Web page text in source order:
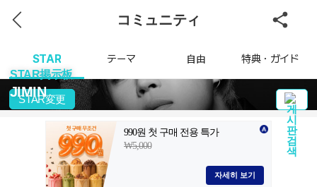
コミュニティ
STAR テーマ 自由 特典・ガイド
STAR変更
STAR掲示板
JIMIN